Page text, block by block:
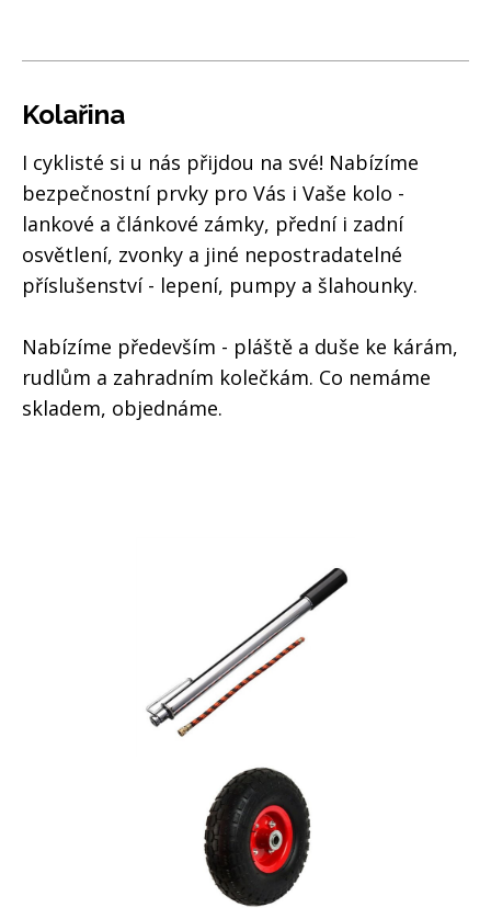
Kolařina
I cyklisté si u nás přijdou na své! Nabízíme
bezpečnostní prvky pro Vás i Vaše kolo -
lankové a článkové zámky, přední i zadní
osvětlení, zvonky a jiné nepostradatelné
příslušenství - lepení, pumpy a šlahounky.
Nabízíme především - pláště a duše ke kárám,
rudlům a zahradním kolečkám. Co nemáme
skladem, objednáme.